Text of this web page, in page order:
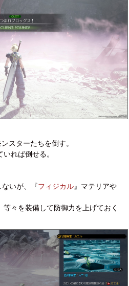
スターたちを倒す。
いれば倒せる。
いが、『フィジカル』マテリアや
等々を装備して防御力を上げておく